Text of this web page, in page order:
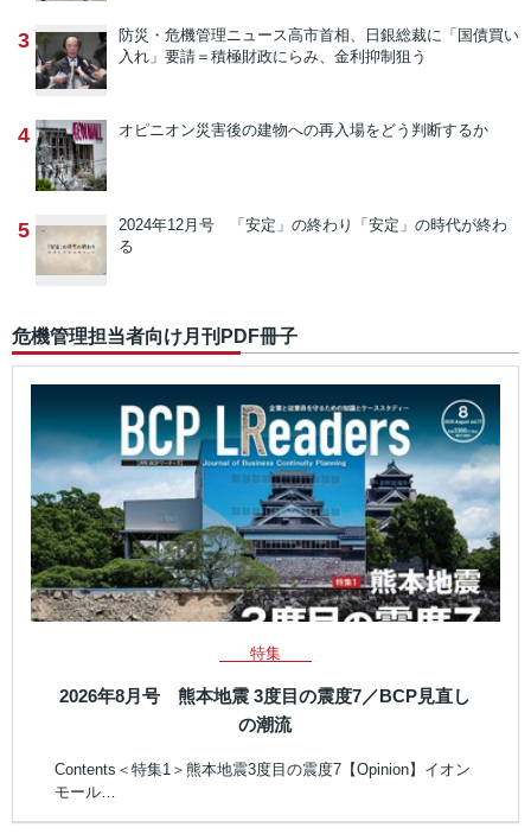
3 防災・危機管理ニュース高市首相、日銀総裁に「国債買い
入れ」要請＝積極財政にらみ、金利抑制狙う
4 オピニオン災害後の建物への再入場をどう判断するか
5 2024年12月号 「安定」の終わり
「安定」の時代が終わ
る
危機管理担当者向け月刊PDF冊子
特集
2026年8月号 熊本地震 3度目の震度7／BCP見直し
の潮流
Contents＜特集1＞熊本地震3度目の震度7【Opinion】イオン
モール…